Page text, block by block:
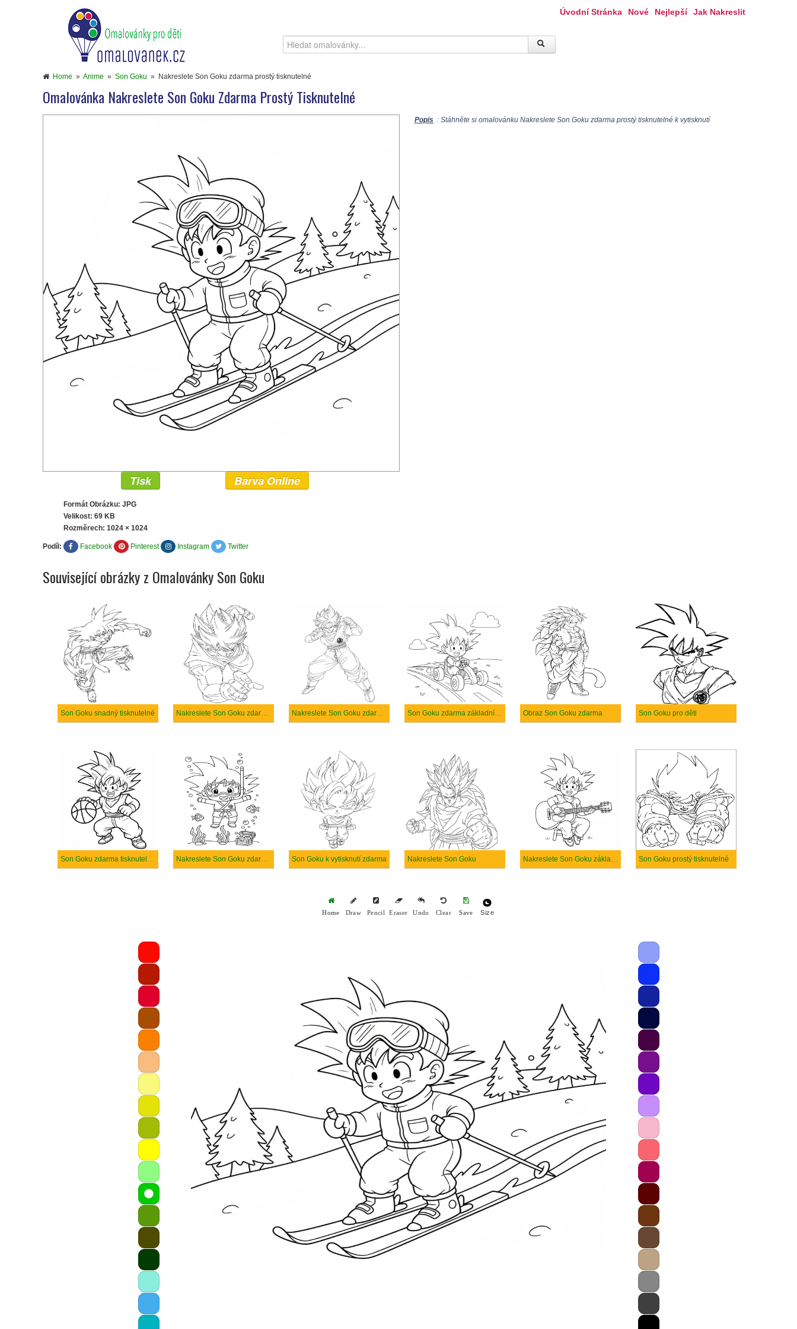
Úvodní Stránka Nové Nejlepší Jak Nakreslit
Home » Anime » Son Goku » Nakreslete Son Goku zdarma prostý tisknutelné
Omalovánka Nakreslete Son Goku Zdarma Prostý Tisknutelné
Popis : Stáhněte si omalovánku Nakreslete Son Goku zdarma prostý tisknutelné k vytisknutí
Tisk Barva Online
Formát Obrázku: JPG
Velikost: 69 KB
Rozměrech: 1024 × 1024
Podíl: Facebook Pinterest Instagram Twitter
Související obrázky z Omalovánky Son Goku
Son Goku snadný tisknutelné Nakreslete Son Goku zdarma snadný tisknutelné Nakreslete Son Goku zdarma pro děti Son Goku zdarma základní tisknutelné Obraz Son Goku zdarma Son Goku pro děti
Son Goku zdarma tisknutelné pro děti Nakreslete Son Goku zdarma prostý Son Goku k vytisknutí zdarma Nakreslete Son Goku Nakreslete Son Goku základní tisknutelné Son Goku prostý tisknutelné
Home Draw Pencil Eraser Undo Clear Save Size